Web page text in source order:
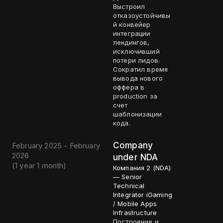
Выстроил
отказоустойчивы
й конвейер
интеграции
лендингов,
исключивший
потери лидов.
Сократил время
вывода нового
оффера в
production за
счет
шаблонизации
кода.
February 2025 - February
2026
(1 year 1 month)
Company
under NDA
Компания 2 (NDA)
— Senior
Technical
Integrator iGaming
/ Mobile Apps
Infrastructure